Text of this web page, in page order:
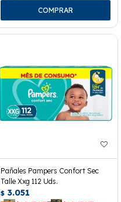
Pañales Pampers Confort Sec
Talle Xxg 112 Uds.
$ 3.051